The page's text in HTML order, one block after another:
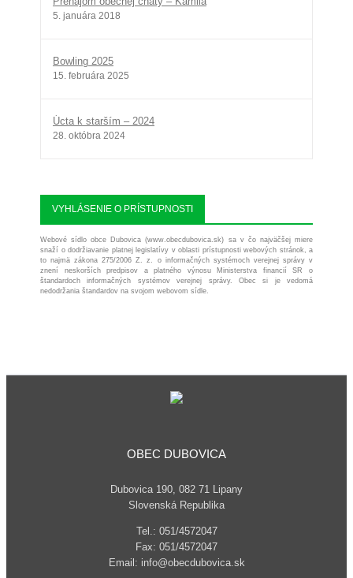
5. januára 2018
Bowling 2025
15. februára 2025
Úcta k starším – 2024
28. októbra 2024
VYHLÁSENIE O PRÍSTUPNOSTI
Webové sídlo obce Dubovica (www.obecdubovica.sk) sa v čo najväčšej miere
snaží o dodržiavanie platnej legislatívy v oblasti prístupnosti webových stránok, a
to najmä zákona 275/2006 Z. z. o informačných systémoch verejnej správy v
znení neskorších predpisov a platného výnosu Ministerstva financií SR o
štandardoch informačných systémov verejnej správy. Obec si je vedomá
nedodržania štandardov na svojom webovom sídle.
OBEC DUBOVICA
Dubovica 190, 082 71 Lipany
Slovenská Republika
Tel.: 051/4572047
Fax: 051/4572047
Email: info@obecdubovica.sk